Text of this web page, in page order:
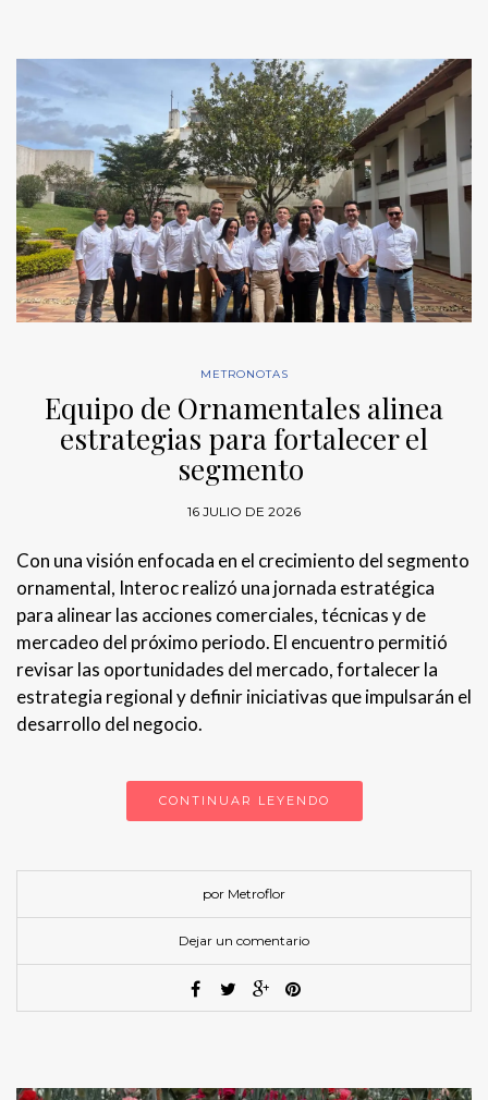
METRONOTAS
Equipo de Ornamentales alinea
estrategias para fortalecer el
segmento
16 JULIO DE 2026
Con una visión enfocada en el crecimiento del segmento
ornamental, Interoc realizó una jornada estratégica
para alinear las acciones comerciales, técnicas y de
mercadeo del próximo periodo. El encuentro permitió
revisar las oportunidades del mercado, fortalecer la
estrategia regional y definir iniciativas que impulsarán el
desarrollo del negocio.
CONTINUAR LEYENDO
por Metroflor
Dejar un comentario